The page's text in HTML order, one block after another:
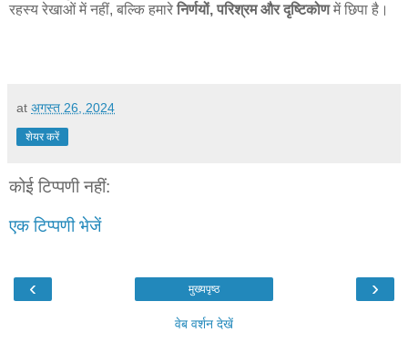
रहस्य रेखाओं में नहीं, बल्कि हमारे निर्णयों,परिश्रम और दृष्टिकोण में छिपा है।
at अगस्त 26, 2024
शेयर करें
कोई टिप्पणी नहीं:
एक टिप्पणी भेजें
‹ ›
मुख्यपृष्ठ
वेब वर्शन देखें